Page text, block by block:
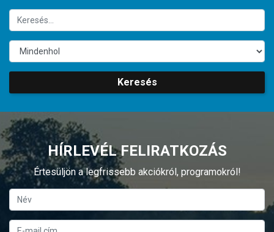
Keresés
HÍRLEVÉL FELIRATKOZÁS
Értesüljön a legfrissebb akciókról, programokról!